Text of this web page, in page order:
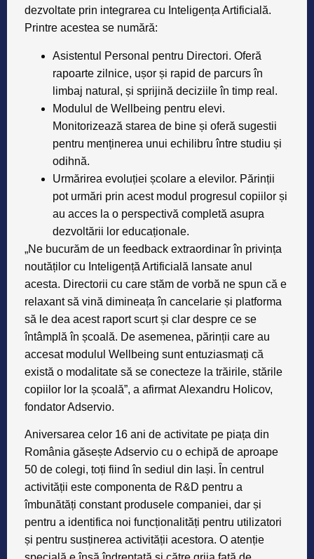
dezvoltate prin integrarea cu Inteligența Artificială.
Printre acestea se numără:
Asistentul Personal pentru Directori. Oferă
rapoarte zilnice, ușor și rapid de parcurs în
limbaj natural, și sprijină deciziile în timp real.
Modulul de Wellbeing pentru elevi.
Monitorizează starea de bine și oferă sugestii
pentru menținerea unui echilibru între studiu și
odihnă.
Urmărirea evoluției școlare a elevilor. Părinții
pot urmări prin acest modul progresul copiilor și
au acces la o perspectivă completă asupra
dezvoltării lor educaționale.
„Ne bucurăm de un feedback extraordinar în privința
noutăților cu Inteligență Artificială lansate anul
acesta. Directorii cu care stăm de vorbă ne spun că e
relaxant să vină dimineața în cancelarie și platforma
să le dea acest raport scurt și clar despre ce se
întâmplă în școală. De asemenea, părinții care au
accesat modulul Wellbeing sunt entuziasmați că
există o modalitate să se conecteze la trăirile, stările
copiilor lor la școală”, a afirmatAlexandru Holicov,
fondator Adservio.
Aniversarea celor 16 ani de activitate pe piața din
România găsește Adservio cu o echipă de aproape
50 de colegi, toți fiind în sediul din Iași. În centrul
activității este componenta de R&D pentru a
îmbunătăți constant produsele companiei, dar și
pentru a identifica noi funcționalități pentru utilizatori
și pentru susținerea activității acestora. O atenție